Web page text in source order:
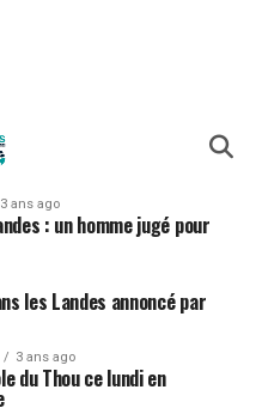
3 ans ago
: un homme jugé pour
les Landes annoncé par
3 ans ago
du Thou ce lundi en